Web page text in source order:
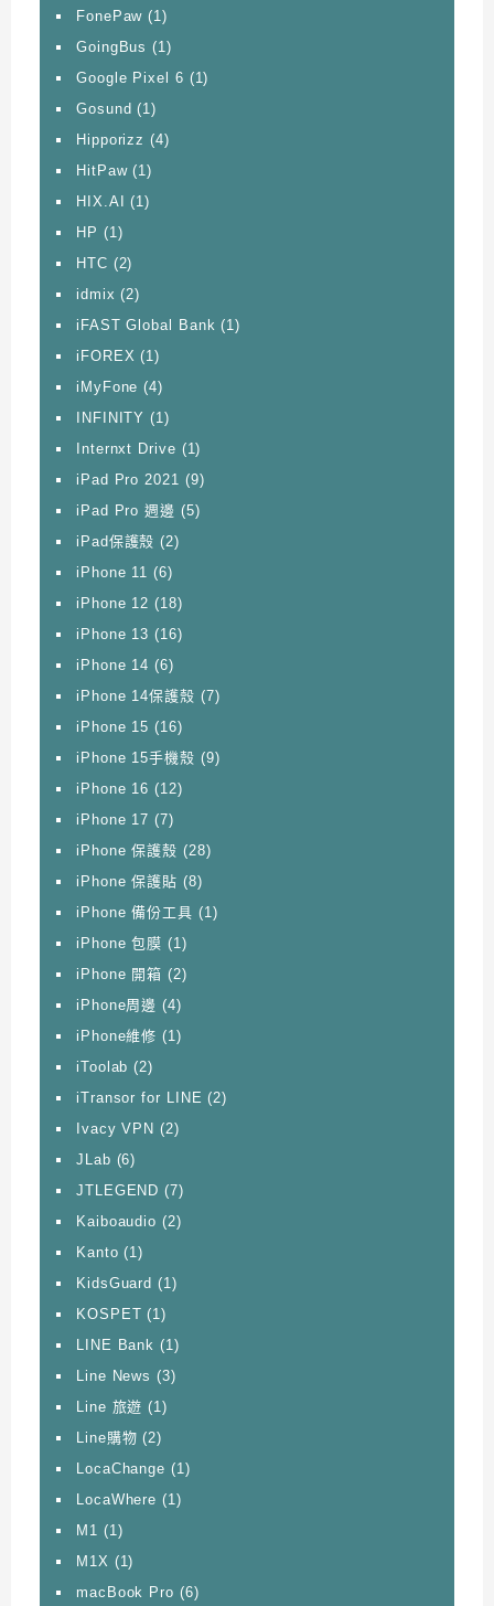
FonePaw (1)
GoingBus (1)
Google Pixel 6 (1)
Gosund (1)
Hipporizz (4)
HitPaw(1)
HIX.AI
(1)
HP (1)
HTC (2)
idmix (2)
iFAST Global Bank (1)
iFOREX (1)
iMyFone (4)
INFINITY (1)
Internxt Drive (1)
iPad Pro 2021 (9)
iPad Pro 週邊 (5)
iPad保護殼 (2)
iPhone 11 (6)
iPhone 12 (18)
iPhone 13 (16)
iPhone 14 (6)
iPhone 14保護殼 (7)
iPhone 15 (16)
iPhone 15手機殼 (9)
iPhone 16 (12)
iPhone 17 (7)
iPhone 保護殼 (28)
iPhone 保護貼 (8)
iPhone 備份工具 (1)
iPhone 包膜 (1)
iPhone 開箱 (2)
iPhone周邊 (4)
iPhone維修 (1)
iToolab (2)
iTransor for LINE (2)
Ivacy VPN (2)
JLab (6)
JTLEGEND (7)
Kaiboaudio (2)
Kanto (1)
KidsGuard (1)
KOSPET (1)
LINE Bank (1)
Line News (3)
Line 旅遊 (1)
Line購物 (2)
LocaChange (1)
LocaWhere (1)
M1 (1)
M1X (1)
macBook Pro (6)